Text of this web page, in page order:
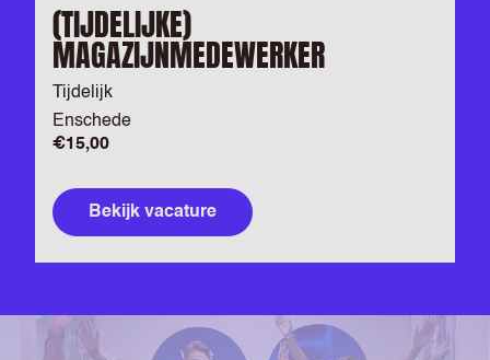
(TIJDELIJKE)
MAGAZIJNMEDEWERKER
Tijdelijk
Enschede
€15,00
Bekijk vacature